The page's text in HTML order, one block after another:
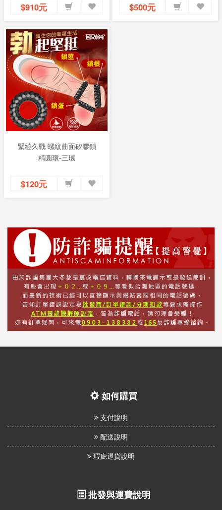
$910元 $500元
緊繃久戰 螺紋曲面矽膠鎖
精圓環-三環
$120元
如何購買
支付說明
配送說明
瑕疵退貨說明
批發與運費說明